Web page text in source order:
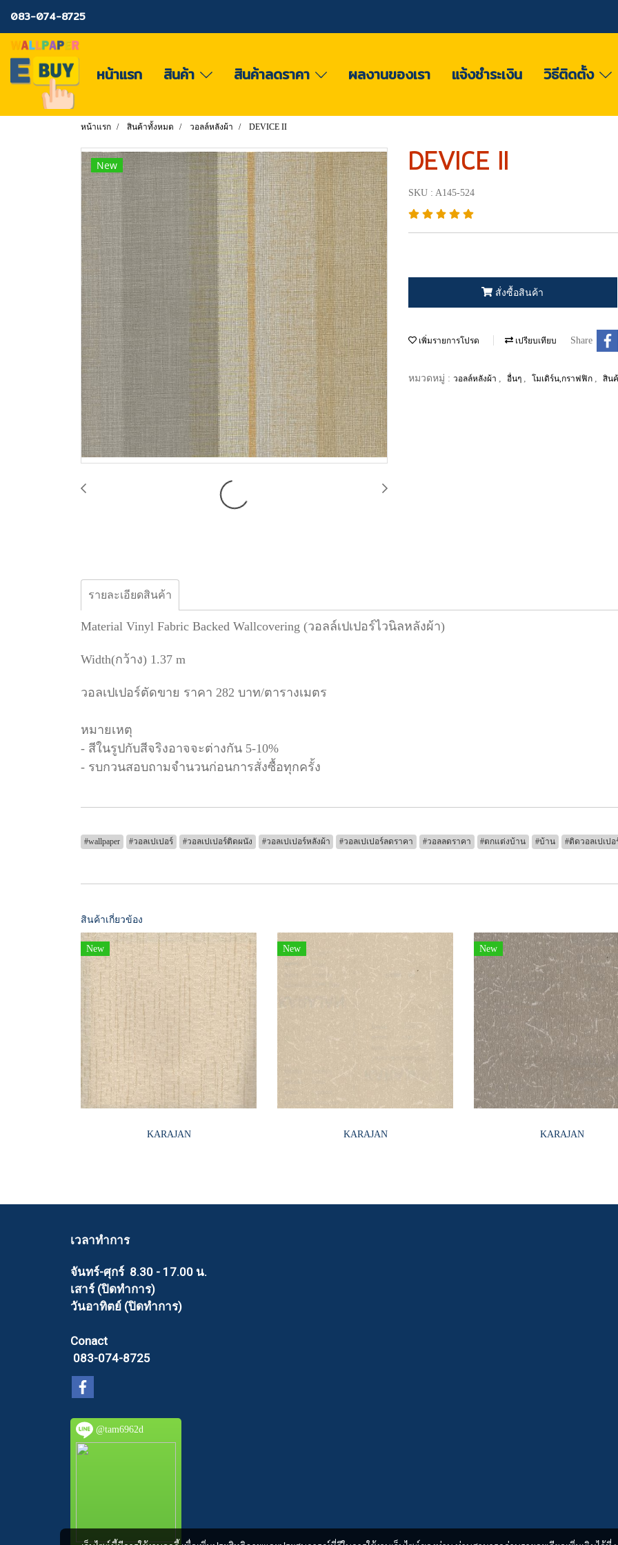
083-074-8725
หน้าแรก สินค้า สินค้าลดราคา ผลงานของเรา แจ้งชำระเงิน วิธีติดตั้ง
หน้าแรก สินค้าทั้งหมด วอลล์หลังผ้า DEVICE II
New DEVICE II
SKU : A145-524
สั่งซื้อสินค้า
เพิ่มรายการโปรด เปรียบเทียบ Share
หมวดหมู่ : วอลล์หลังผ้า อื่นๆ โมเดิร์น,กราฟฟิก สิน
รายละเอียดสินค้า
Material Vinyl Fabric Backed Wallcovering (วอลล์เปเปอร์ไวนิลหลังผ้า)
Width(กว้าง) 1.37 m
วอลเปเปอร์ตัดขาย ราคา 282 บาท/ตารางเมตร
หมายเหตุ
- สีในรูปกับสีจริงอาจจะต่างกัน 5-10%
- รบกวนสอบถามจำนวนก่อนการสั่งซื้อทุกครั้ง
#wallpaper #วอลเปเปอร์ #วอลเปเปอร์ติดผนัง #วอลเปเปอร์หลังผ้า #วอลเปเปอร์ลดราคา #วอลลดราคา #ตกแต่งบ้าน #บ้าน #ติดวอลเปเปอ
สินค้าเกี่ยวข้อง
New
KARAJAN
New
KARAJAN
New
KARAJAN
เวลาทำการ
จันทร์-ศุกร์ 8.30 - 17.00 น.
เสาร์ (ปิดทำการ)
วันอาทิตย์ (ปิดทำการ)
Conact
083-074-8725
@tam6962d